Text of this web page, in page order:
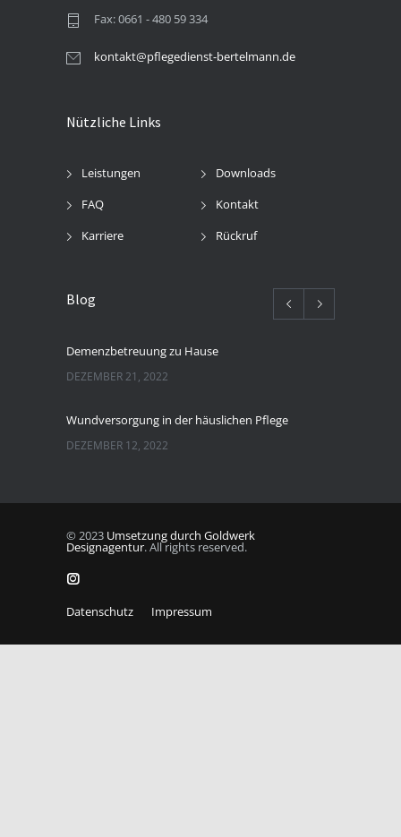
Fax: 0661 - 480 59 334
kontakt@pflegedienst-bertelmann.de
Nützliche Links
Leistungen
Downloads
FAQ
Kontakt
Karriere
Rückruf
Blog
Demenzbetreuung zu Hause
DEZEMBER 21, 2022
Wundversorgung in der häuslichen Pflege
DEZEMBER 12, 2022
© 2023 Umsetzung durch Goldwerk
Designagentur. All rights reserved.
Datenschutz Impressum